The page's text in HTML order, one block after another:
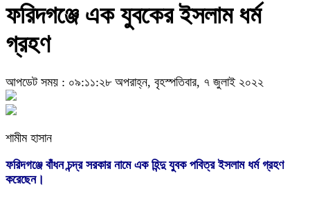
ফরিদগঞ্জে এক যুবকের ইসলাম ধর্ম
গ্রহণ
আপডেট সময় : ০৯:১১:২৮ অপরাহ্ন, বৃহস্পতিবার, ৭ জুলাই ২০২২
শামীম হাসান
ফরিদগঞ্জে বাঁধন চন্দ্র সরকার নামে এক হিন্দু যুবক পবিত্র ইসলাম ধর্ম গ্রহণ
করেছেন।